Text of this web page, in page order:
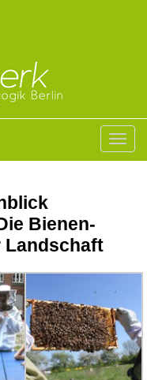
Bienen-
Landschaft